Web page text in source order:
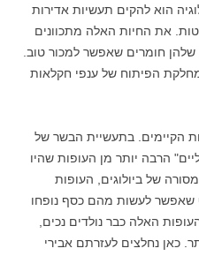
הוא להקים תעשיות אדירות
את החיות האלה מתכוונים
חומרים שאפשר למכור טוב.
מחלקת הפיתוח של ענפי חקלאות
הקיימים. בתעשיית הבשר של
הרבה יותר מן העופות שהיו
של ביולוגים, העופות
שאפשר לעשות מהם כסף נופחו
האלה כבר נולדים נכים,
כאן נחלצים לעזרתם אבירי